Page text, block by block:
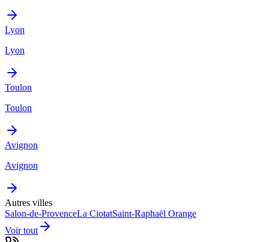
Lyon
Lyon
Toulon
Toulon
Avignon
Avignon
Autres villes
Salon-de-ProvenceLa CiotatSaint-Raphaël Orange
Voir tout